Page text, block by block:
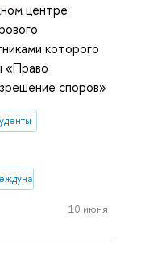
центре
которого
«Право
споров»
торговли и
10 июня